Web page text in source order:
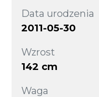
Data urodzenia
2011-05-30
Wzrost
142 cm
Waga